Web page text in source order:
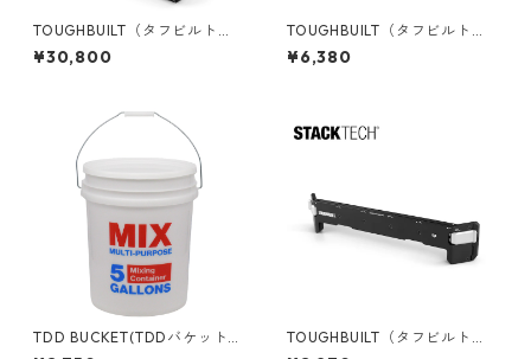
TOUGHBUILT（タフビルト）S
TACK TECH(スタックテック)
ウィールツールボックス70 TB
¥30,800
TOUGHBUILT（タフビルト）S
TACK TECH(スタックテック)
コンバージョンアダプター（2
¥6,380
TDD BUCKET(TDDバケット)
5ガロンバケツ [マルチミック
TOUGHBUILT（タフビルト）S
TACK TECH(スタックテック)